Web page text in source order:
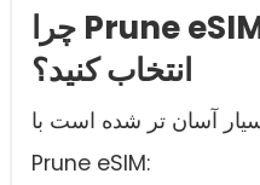
چرا Prune eSIM را برای سفر
انتخاب کنید؟
آسان تر شده است با
Prune eSIM: